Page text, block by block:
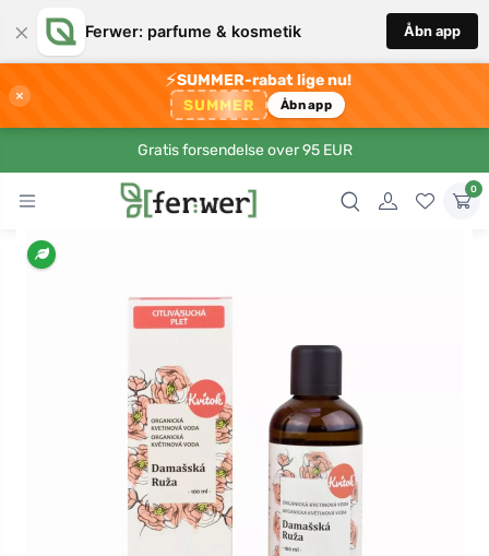
× Ferwer: parfume & kosmetik Åbn app
×
⚡SUMMER-rabat lige nu!
SUMMER Åbn app
Gratis forsendelse over 95 EUR
0